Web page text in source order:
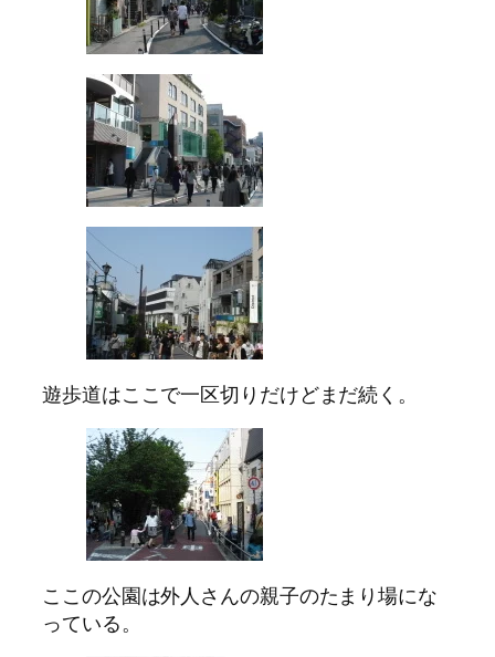
遊歩道はここで一区切りだけどまだ続く。
ここの公園は外人さんの親子のたまり場にな
っている。